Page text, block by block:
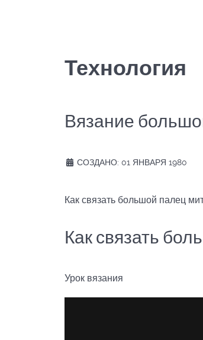
Технология
Вязание
СОЗДАНО: 01 ЯНВАРЯ 1980
Как связать большой палец
Как связать
Урок вязания